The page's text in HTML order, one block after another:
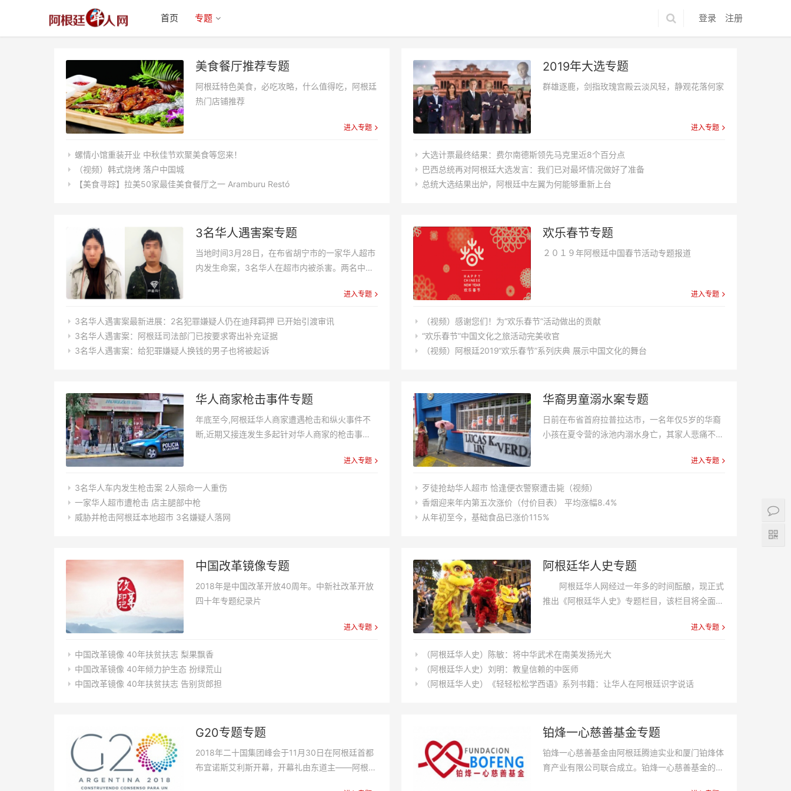
登录 注册
首页 专题
美食餐厅推荐专题
阿根廷特色美食，必吃攻略，什么值得吃，阿根廷
热门店铺推荐
进入专题
螺情小馆重装开业 中秋佳节欢聚美食等您来！
（视频）韩式烧烤 落户中国城
【美食寻踪】拉美50家最佳美食餐厅之一 Aramburu Restó
2019年大选专题
群雄逐鹿，剑指玫瑰宫殿云淡风轻，静观花落何家
进入专题
大选计票最终结果：费尔南德斯领先马克里近8个百分点
巴西总统再对阿根廷大选发言：我们已对最坏情况做好了准备
总统大选结果出炉，阿根廷中左翼为何能够重新上台
3名华人遇害案专题
当地时间3月28日，在布省胡宁市的一家华人超市
内发生命案，3名华人在超市内被杀害。两名中国
进入专题
3名华人遇害案最新进展：2名犯罪嫌疑人仍在迪拜羁押 已开始引渡审讯
3名华人遇害案：阿根廷司法部门已按要求寄出补充证据
3名华人遇害案：给犯罪嫌疑人换钱的男子也将被起诉
欢乐春节专题
２０１９年阿根廷中国春节活动专题报道
进入专题
（视频）感谢您们！为“欢乐春节”活动做出的贡献
“欢乐春节”中国文化之旅活动完美收官
（视频）阿根廷2019“欢乐春节”系列庆典 展示中国文化的舞台
华人商家枪击事件专题
年底至今,阿根廷华人商家遭遇枪击和纵火事件不
断,近期又接连发生多起针对华人商家的枪击事
进入专题
3名华人车内发生枪击案 2人殒命一人重伤
一家华人超市遭枪击 店主腿部中枪
威胁并枪击阿根廷本地超市 3名嫌疑人落网
华裔男童溺水案专题
日前在布省首府拉普拉达市，一名年仅5岁的华裔
小孩在夏令营的泳池内溺水身亡，其家人悲痛不
进入专题
歹徒抢劫华人超市 恰逢便衣警察遭击毙（视频）
香烟迎来年内第五次涨价（付价目表） 平均涨幅8.4%
从年初至今，基础食品已涨价115%
中国改革镜像专题
2018年是中国改革开放40周年。中新社改革开放
四十年专题纪录片
进入专题
中国改革镜像 40年扶贫扶志​ 梨果飘香
中国改革镜像 40年倾力护生态 扮绿荒山
中国改革镜像 40年扶贫扶志​ 告别货郎担
阿根廷华人史专题
阿根廷华人网经过一年多的时间酝酿，现正式
推出《阿根廷华人史》专题栏目，该栏目将全面记
绩的历史片段； 倾情记载华人在这片土地积极参
进入专题
（阿根廷华人史）陈敏：将中华武术在南美发扬光大
（阿根廷华人史​）刘明：教皇信赖的中医师
（阿根廷华人史）《轻轻松松学西语》系列书籍：让华人在阿根廷识字说话
G20专题专题
2018年二十国集团峰会于11月30日在阿根廷首都
布宜诺斯艾利斯开幕，开幕礼由东道主——阿根廷
铂烽一心慈善基金专题
铂烽一心慈善基金由阿根廷腾迪实业和厦门铂烽体
育产业有限公司联合成立。铂烽一心慈善基金的成